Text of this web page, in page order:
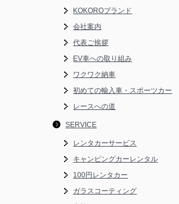
KOKOROブランド
会社案内
代表ご挨拶
EV車への取り組み
ワクワク納車
初めての輸入車・スポーツカー
レースへの道
SERVICE
レンタカーサービス
キャンピングカーレンタル
100円レンタカー
ガラスコーティング